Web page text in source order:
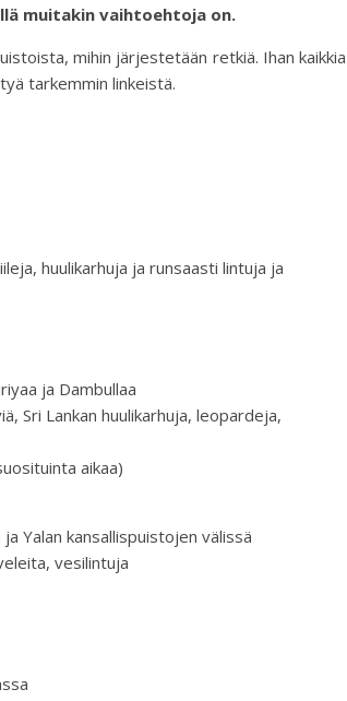
muitakin vaihtoehtoja on.
mihin järjestetään retkiä. Ihan kaikkia
tarkemmin linkeistä.
huulikarhuja ja runsaasti lintuja ja
ja Dambullaa
Sri Lankan huulikarhuja, leopardeja,
aikaa)
Yalan kansallispuistojen välissä
vesilintuja